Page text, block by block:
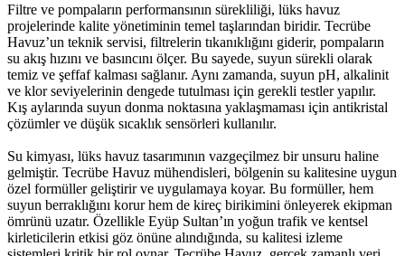
Filtre ve pompaların performansının sürekliliği, lüks havuz
projelerinde kalite yönetiminin temel taşlarından biridir. Tecrübe
Havuz’un teknik servisi, filtrelerin tıkanıklığını giderir, pompaların
su akış hızını ve basıncını ölçer. Bu sayede, suyun sürekli olarak
temiz ve şeffaf kalması sağlanır. Aynı zamanda, suyun pH, alkalinit
ve klor seviyelerinin dengede tutulması için gerekli testler yapılır.
Kış aylarında suyun donma noktasına yaklaşmaması için antikristal
çözümler ve düşük sıcaklık sensörleri kullanılır.
Su kimyası, lüks havuz tasarımının vazgeçilmez bir unsuru haline
gelmiştir. Tecrübe Havuz mühendisleri, bölgenin su kalitesine uygun
özel formüller geliştirir ve uygulamaya koyar. Bu formüller, hem
suyun berraklığını korur hem de kireç birikimini önleyerek ekipman
ömrünü uzatır. Özellikle Eyüp Sultan’ın yoğun trafik ve kentsel
kirleticilerin etkisi göz önüne alındığında, su kalitesi izleme